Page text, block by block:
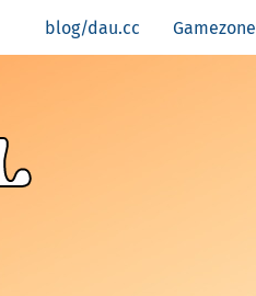
blog/dau.cc Gamezone